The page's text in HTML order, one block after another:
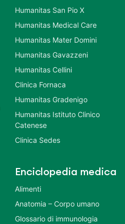
Humanitas San Pio X
Humanitas Medical Care
Humanitas Mater Domini
Humanitas Gavazzeni
Humanitas Cellini
Clinica Fornaca
Humanitas Gradenigo
Humanitas Istituto Clinico
Catenese
Clinica Sedes
Enciclopedia medica
Alimenti
Anatomia – Corpo umano
Glossario di immunologia